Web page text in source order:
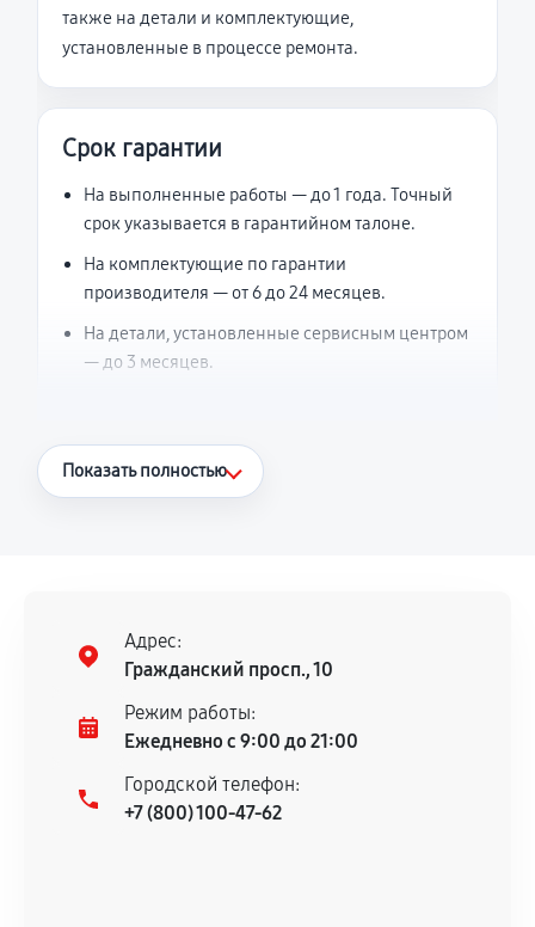
также на детали и комплектующие,
установленные в процессе ремонта.
Срок гарантии
На выполненные работы — до 1 года. Точный
срок указывается в гарантийном талоне.
На комплектующие по гарантии
производителя — от 6 до 24 месяцев.
На детали, установленные сервисным центром
— до 3 месяцев.
Что считается гарантийным случаем
нормальной эксплуатации в течение
гарантийного срока.
Несоответствие комплектующей заявленным
техническим характеристикам.
Документы для подтверждения
Показать полностью
Адрес:
Гражданский просп., 10
Режим работы:
Ежедневно с 9:00 до 21:00
Городской телефон:
+7 (800) 100-47-62